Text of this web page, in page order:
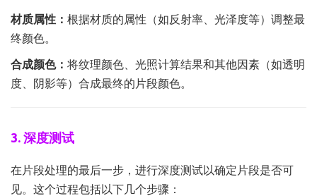
材质属性： 根据材质的属性（如反射率、光泽度等）调整最
终颜色。
合成颜色： 将纹理颜色、光照计算结果和其他因素（如透明
度、阴影等）合成最终的片段颜色。
3. 深度测试
在片段处理的最后一步，进行深度测试以确定片段是否可
见。这个过程包括以下几个步骤：